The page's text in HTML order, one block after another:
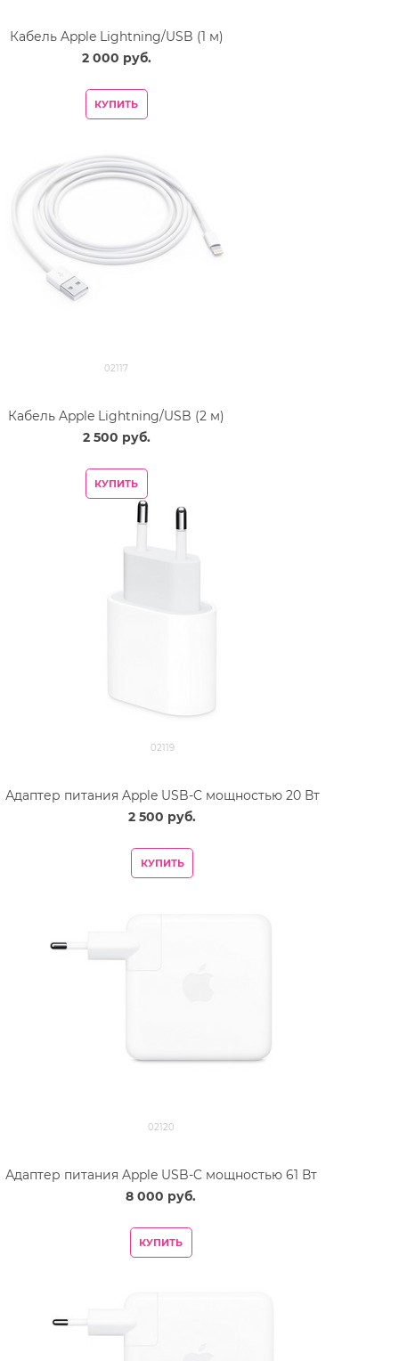
Кабель Apple Lightning/USB (1 м)
2 000 руб.
КУПИТЬ
02117
Кабель Apple Lightning/USB (2 м)
2 500 руб.
КУПИТЬ
02119
Адаптер питания Apple USB-C мощностью 20 Вт
2 500 руб.
КУПИТЬ
02120
Адаптер питания Apple USB-C мощностью 61 Вт
8 000 руб.
КУПИТЬ